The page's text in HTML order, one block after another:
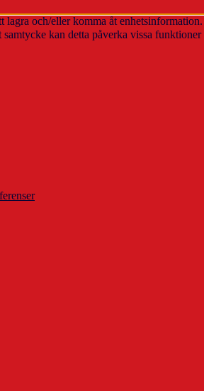
och/eller komma åt
kan detta påverka vissa funktioner